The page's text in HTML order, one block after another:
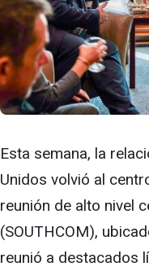
Esta semana, la
Unidos volvió al
reunión de alto nivel
(SOUTHCOM),
reunió a destacados